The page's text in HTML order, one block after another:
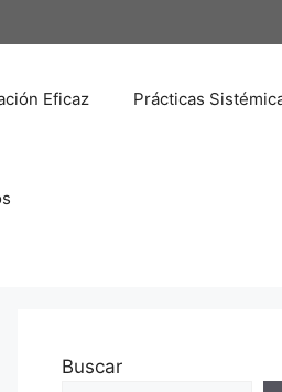
Eficaz Prácticas
Buscar